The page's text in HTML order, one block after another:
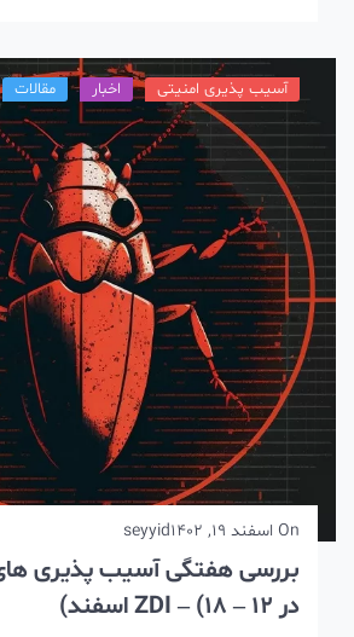
آسیب پذیری امنیتی اخبار مقالات
اسفند 19, 1402 seyyid
بررسی هفتگی آسیب پذیری های